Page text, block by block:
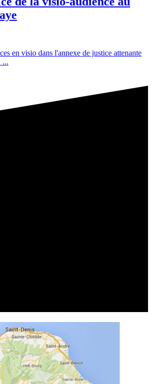
en visio dans l'annexe de justice attenante
...